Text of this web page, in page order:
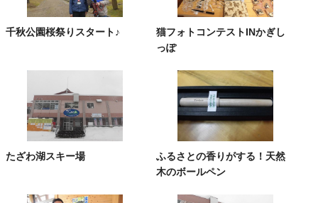
千秋公園桜祭りスタート♪
猫フォトコンテストINかぎし
っぽ
たざわ湖スキー場
ふるさとの香りがする！天然
木のボールペン